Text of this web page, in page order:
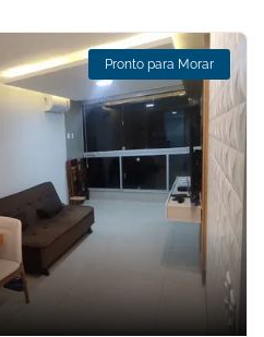
Pronto para Morar